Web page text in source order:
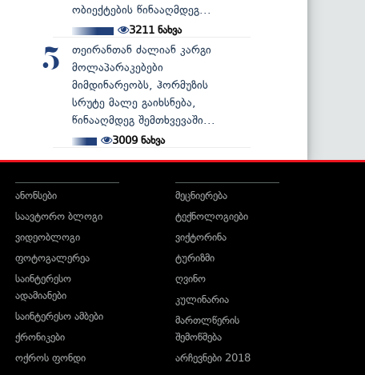
ობიექტების წინააღმდეგ...
3211ნახვა
5
თეირანთან ძალიან კარგი
მოლაპარაკებები
მიმდინარეობს, ჰორმუზის
სრუტე მალე გაიხსნება,
წინააღმდეგ შემთხვევაში...
3009 ნახვა
ანონსები
საავტორო ბლოგი
ვიდეობლოგი
ფოტოგალერეა
საინტერესო
ადამიანები
საინტერესო ამბები
ქრონიკები
ოქროს ფონდი
მეცნიერება
ტექნოლოგიები
ვიქტორინა
ტურიზმი
ღვინო
კულინარია
მართლწერის
შემოწმება
არჩევნები 2018